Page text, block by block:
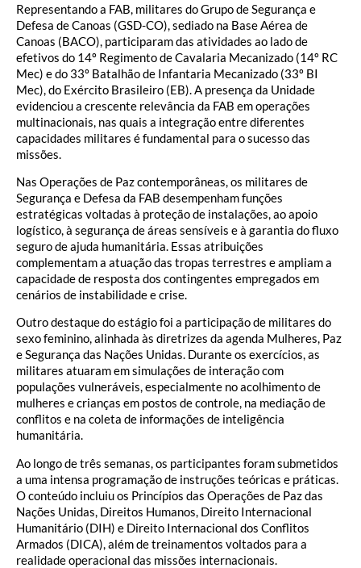
Representando a FAB, militares do Grupo de Segurança e
Defesa de Canoas (GSD-CO), sediado na Base Aérea de
Canoas (BACO), participaram das atividades ao lado de
efetivos do 14º Regimento de Cavalaria Mecanizado (14º RC
Mec) e do 33º Batalhão de Infantaria Mecanizado (33º BI
Mec), do Exército Brasileiro (EB). A presença da Unidade
evidenciou a crescente relevância da FAB em operações
multinacionais, nas quais a integração entre diferentes
capacidades militares é fundamental para o sucesso das
missões.
Nas Operações de Paz contemporâneas, os militares de
Segurança e Defesa da FAB desempenham funções
estratégicas voltadas à proteção de instalações, ao apoio
logístico, à segurança de áreas sensíveis e à garantia do fluxo
seguro de ajuda humanitária. Essas atribuições
complementam a atuação das tropas terrestres e ampliam a
capacidade de resposta dos contingentes empregados em
cenários de instabilidade e crise.
Outro destaque do estágio foi a participação de militares do
sexo feminino, alinhada às diretrizes da agenda Mulheres, Paz
e Segurança das Nações Unidas. Durante os exercícios, as
militares atuaram em simulações de interação com
populações vulneráveis, especialmente no acolhimento de
mulheres e crianças em postos de controle, na mediação de
conflitos e na coleta de informações de inteligência
humanitária.
Ao longo de três semanas, os participantes foram submetidos
a uma intensa programação de instruções teóricas e práticas.
O conteúdo incluiu os Princípios das Operações de Paz das
Nações Unidas, Direitos Humanos, Direito Internacional
Humanitário (DIH) e Direito Internacional dos Conflitos
Armados (DICA), além de treinamentos voltados para a
realidade operacional das missões internacionais.